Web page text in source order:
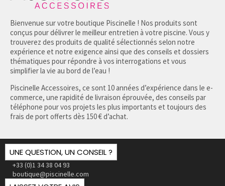
Bienvenue sur votre boutique Piscinelle ! Nos produits sont
conçus pour délivrer le meilleur entretien à votre piscine. Vous y
trouverez des produits de qualité sélectionnés selon notre
expérience et notre exigence ainsi que des conseils et dossiers
thématiques pour répondre à vos interrogations et vous
simplifier la vie au bord de l’eau !
Piscinelle Accessoires, ce sont 10 années d’expérience dans le e-
commerce, une rapidité de livraison éprouvée, des conseils par
téléphone pour vos projets les plus importants et toujours des
frais de port offerts dès 150 € d’achat.
UNE QUESTION, UN CONSEIL ?
+33 (0)1 34 38 04 93
boutique@piscinelle.com